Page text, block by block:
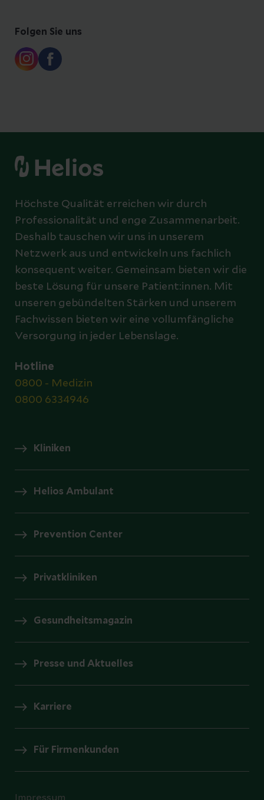
Folgen Sie uns
Höchste Qualität erreichen wir durch
Professionalität und enge Zusammenarbeit.
Deshalb tauschen wir uns in unserem
Netzwerk aus und entwickeln uns fachlich
konsequent weiter. Gemeinsam bieten wir die
beste Lösung für unsere Patient:innen. Mit
unseren gebündelten Stärken und unserem
Fachwissen bieten wir eine vollumfängliche
Versorgung in jeder Lebenslage.
Hotline
0800 - Medizin
0800 6334946
Kliniken
Helios Ambulant
Prevention Center
Privatkliniken
Gesundheitsmagazin
Presse und Aktuelles
Karriere
Für Firmenkunden
Impressum